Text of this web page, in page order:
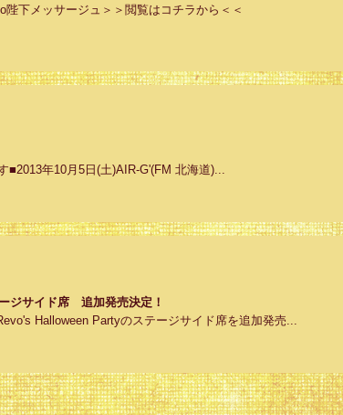
陛下メッサージュ＞＞閲覧はコチラから＜＜
■2013年10月5日(土)AIR-G'(FM 北海道)...
ジサイド席 追加発売決定！
Halloween Partyのステージサイド席を追加発売...